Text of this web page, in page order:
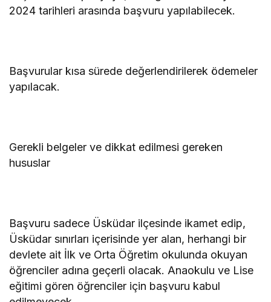
2024 tarihleri arasında başvuru yapılabilecek.
Başvurular kısa sürede değerlendirilerek ödemeler
yapılacak.
Gerekli belgeler ve dikkat edilmesi gereken
hususlar
Başvuru sadece Üsküdar ilçesinde ikamet edip,
Üsküdar sınırları içerisinde yer alan, herhangi bir
devlete ait İlk ve Orta Öğretim okulunda okuyan
öğrenciler adına geçerli olacak. Anaokulu ve Lise
eğitimi gören öğrenciler için başvuru kabul